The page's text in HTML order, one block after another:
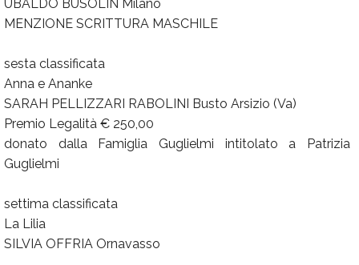
UBALDO BUSOLIN Milano
MENZIONE SCRITTURA MASCHILE
sesta classificata
Anna e Ananke
SARAH PELLIZZARI RABOLINI Busto Arsizio (Va)
Premio Legalità € 250,00
donato dalla Famiglia Guglielmi intitolato a Patrizia
Guglielmi
settima classificata
La Lilia
SILVIA OFFRIA Ornavasso